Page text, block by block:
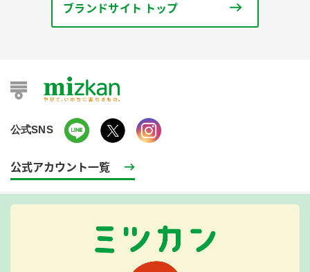
ブランドサイト トップ
公式SNS
公式アカウント一覧